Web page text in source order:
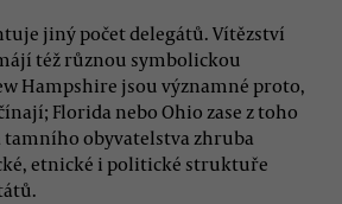
jiný počet delegátů. Vítězství
též různou symbolickou
Hampshire jsou významné proto,
Florida nebo Ohio zase z toho
tamního obyvatelstva zhruba
etnické i politické struktuře